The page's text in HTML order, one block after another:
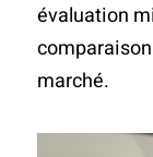
évaluation
marché.